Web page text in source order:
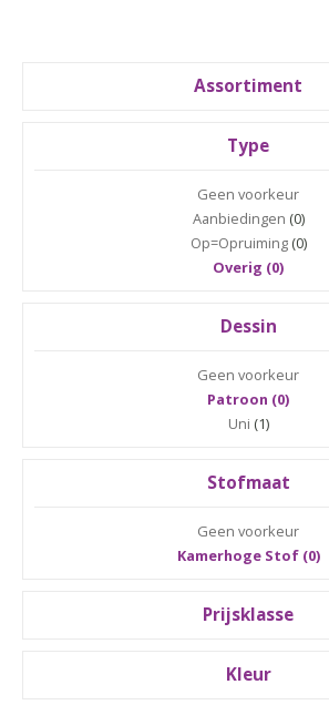
Assortiment
Type
Geen voorkeur
Aanbiedingen (0)
Op=Opruiming(0)
Overig (0)
Dessin
Geen voorkeur
Patroon (0)
Uni (1)
Stofmaat
Geen voorkeur
Kamerhoge Stof (0)
Prijsklasse
Kleur